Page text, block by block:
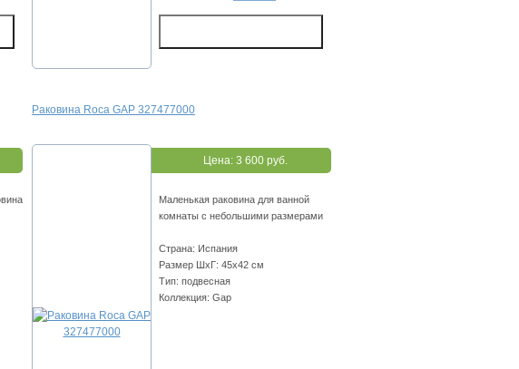
Раковина Roca GAP 327477000
Цена: 3 600 руб.
Маленькая раковина для ванной
комнаты с небольшими размерами
Страна: Испания
Размер ШхГ: 45х42 см
Тип: подвесная
Коллекция: Gap